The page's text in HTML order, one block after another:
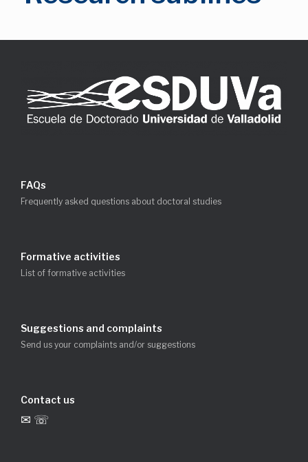
FAQs
Frequently asked questions about doctoral studies
Formative activities
List of formative activities
Suggestions and complaints
Send us your complaints and/or suggestions
Contact us
✉ ☏